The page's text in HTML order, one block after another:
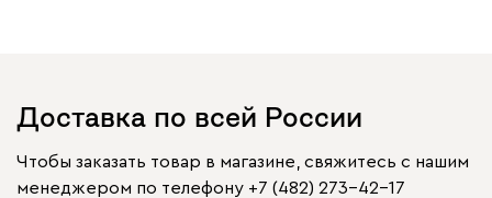
Доставка по всей России
Чтобы заказать товар в магазине, свяжитесь с нашим
менеджером по телефону +7 (482) 273-42-17